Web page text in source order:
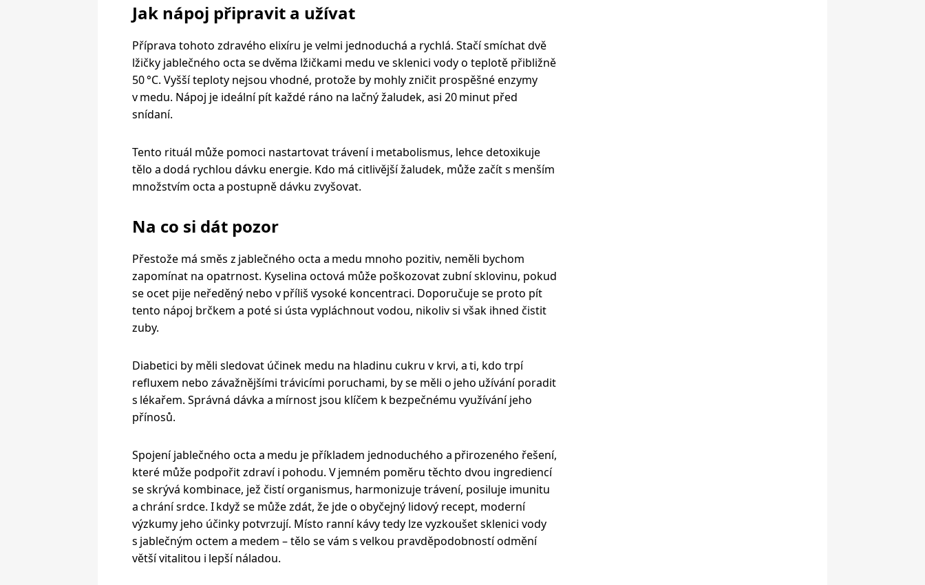
Jak nápoj připravit a užívat
Příprava tohoto zdravého elixíru je velmi jednoduchá a rychlá. Stačí smíchat dvě
lžičky jablečného octa se dvěma lžičkami medu ve sklenici vody o teplotě přibližně
50 °C. Vyšší teploty nejsou vhodné, protože by mohly zničit prospěšné enzymy
v medu. Nápoj je ideální pít každé ráno na lačný žaludek, asi 20 minut před
snídaní.
Tento rituál může pomoci nastartovat trávení i metabolismus, lehce detoxikuje
tělo a dodá rychlou dávku energie. Kdo má citlivější žaludek, může začít s menším
množstvím octa a postupně dávku zvyšovat.
Na co si dát pozor
Přestože má směs z jablečného octa a medu mnoho pozitiv, neměli bychom
zapomínat na opatrnost. Kyselina octová může poškozovat zubní sklovinu, pokud
se ocet pije neředěný nebo v příliš vysoké koncentraci. Doporučuje se proto pít
tento nápoj brčkem a poté si ústa vypláchnout vodou, nikoliv si však ihned čistit
zuby.
Diabetici by měli sledovat účinek medu na hladinu cukru v krvi, a ti, kdo trpí
refluxem nebo závažnějšími trávicími poruchami, by se měli o jeho užívání poradit
s lékařem. Správná dávka a mírnost jsou klíčem k bezpečnému využívání jeho
přínosů.
Spojení jablečného octa a medu je příkladem jednoduchého a přirozeného řešení,
které může podpořit zdraví i pohodu. V jemném poměru těchto dvou ingrediencí
se skrývá kombinace, jež čistí organismus, harmonizuje trávení, posiluje imunitu
a chrání srdce. I když se může zdát, že jde o obyčejný lidový recept, moderní
výzkumy jeho účinky potvrzují. Místo ranní kávy tedy lze vyzkoušet sklenici vody
s jablečným octem a medem – tělo se vám s velkou pravděpodobností odmění
větší vitalitou i lepší náladou.